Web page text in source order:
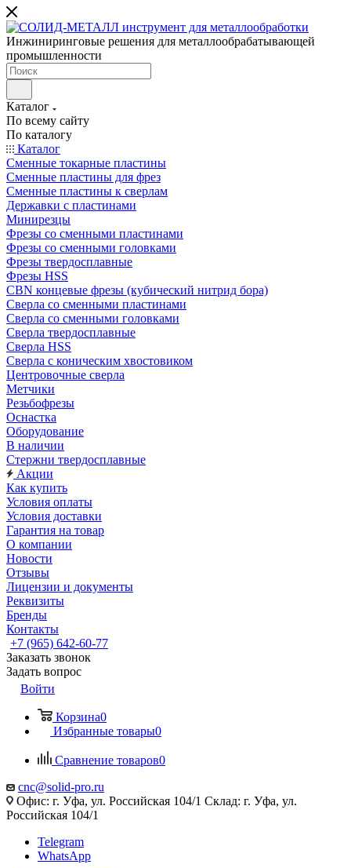
Инжиниринговые решения для металлообрабатывающей
промышленности
Каталог
По всему сайту
По каталогу
Каталог
Сменные токарные пластины
Сменные пластины для фрез
Сменные пластины к сверлам
Державки с пластинами
Минирезцы
Фрезы со сменными пластинами
Фрезы со сменными головками
Фрезы твердосплавные
Фрезы HSS
CBN концевые фрезы (кубический нитрид бора)
Сверла со сменными пластинами
Сверла со сменными головками
Сверла твердосплавные
Сверла HSS
Сверла с коническим хвостовиком
Центровочные сверла
Метчики
Резьбофрезы
Оснастка
Оборудование
В наличии
Стержни твердосплавные
Акции
Как купить
Условия оплаты
Условия доставки
Гарантия на товар
О компании
Новости
Отзывы
Лицензии и документы
Реквизиты
Бренды
Контакты
+7 (965) 642-60-77
Заказать звонок
Задать вопрос
Войти
Корзина0
Избранные товары0
Сравнение товаров0
cnc@solid-pro.ru
Офис: г. Уфа, ул. Российская 104/1 Склад: г. Уфа, ул.
Российская 104/1
Telegram
WhatsApp